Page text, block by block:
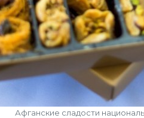
Афганские сладости